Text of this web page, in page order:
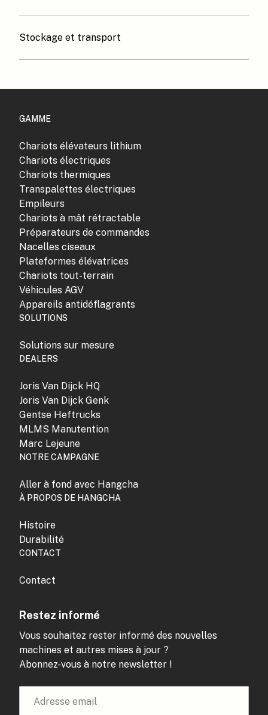
Stockage et transport
GAMME
Chariots élévateurs lithium
Chariots électriques
Chariots thermiques
Transpalettes électriques
Empileurs
Chariots à mât rétractable
Préparateurs de commandes
Nacelles ciseaux
Plateformes élévatrices
Chariots tout-terrain
Véhicules AGV
Appareils antidéflagrants
SOLUTIONS
Solutions sur mesure
DEALERS
Joris Van Dijck HQ
Joris Van Dijck Genk
Gentse Heftrucks
MLMS Manutention
Marc Lejeune
NOTRE CAMPAGNE
Aller à fond avec Hangcha
À PROPOS DE HANGCHA
Histoire
Durabilité
CONTACT
Contact
Restez informé
Vous souhaitez rester informé des nouvelles
machines et autres mises à jour ?
Abonnez-vous à notre newsletter !